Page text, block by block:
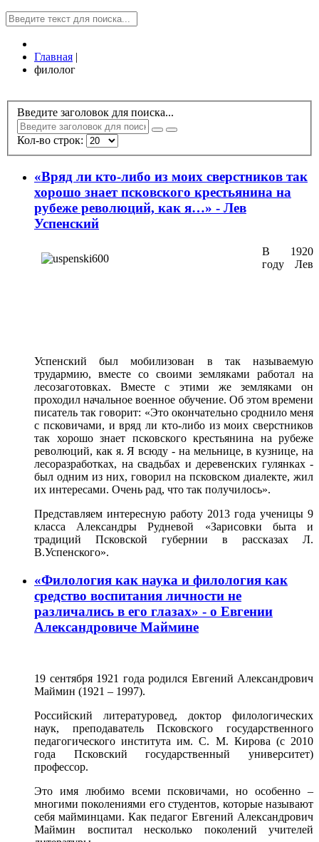
Главная |
филолог
Введите заголовок для поиска...
Кол-во строк:
«Вряд ли кто-либо из моих сверстников так
хорошо знает псковского крестьянина на
рубеже революций, как я…» - Лев
Успенский
В 1920
году Лев
Успенский был мобилизован в так называемую
трудармию, вместе со своими земляками работал на
лесозаготовках. Вместе с этими же земляками он
проходил начальное военное обучение. Об этом времени
писатель так говорит: «Это окончательно сроднило меня
с псковичами, и вряд ли кто-либо из моих сверстников
так хорошо знает псковского крестьянина на рубеже
революций, как я. Я всюду - на мельнице, в кузнице, на
лесоразработках, на свадьбах и деревенских гулянках -
был одним из них, говорил на псковском диалекте, жил
их интересами. Очень рад, что так получилось».
Представляем интересную работу 2013 года ученицы 9
класса Александры Рудневой «Зарисовки быта и
традиций Псковской губернии в рассказах Л.
В.Успенского».
«Филология как наука и филология как
средство воспитания личности не
различались в его глазах» - о Евгении
Александровиче Маймине
19 сентября 1921 года родился Евгений Александрович
Маймин (1921 – 1997).
Российский литературовед, доктор филологических
наук, преподаватель Псковского государственного
педагогического института им. С. М. Кирова (с 2010
года Псковский государственный университет)
профессор.
Это имя любимо всеми псковичами, но особенно –
многими поколениями его студентов, которые называют
себя майминцами. Как педагог Евгений Александрович
Маймин воспитал несколько поколений учителей